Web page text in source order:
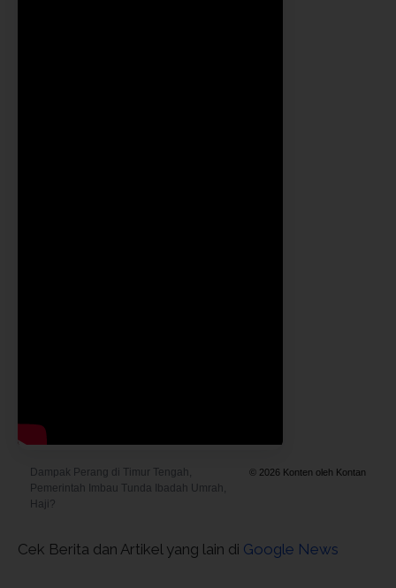
Dampak Perang di Timur Tengah,
Pemerintah Imbau Tunda Ibadah Umrah,
Haji?
© 2026 Konten oleh Kontan
Cek Berita dan Artikel yang lain di Google News